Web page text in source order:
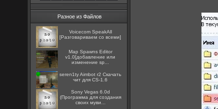
Разное из Файлов
Voicecom SpeakAll
[Разговариваем со всеми]
Map Spawns Editor
v1.0[добавление или
изменение sp...
seren1ty Aimbot r2 Скачать
чит для CS-1.6
Sony Vegas 6.0d
(Программа для создания
своих муви...